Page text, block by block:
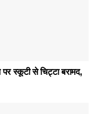
स्कूटी से चिट्टा बरामद,